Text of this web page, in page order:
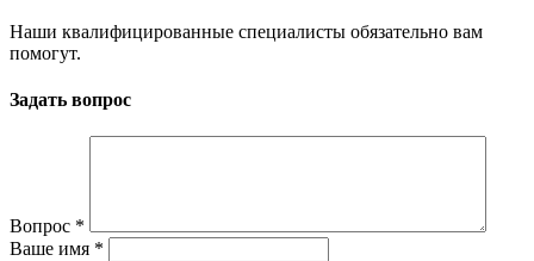
Наши квалифицированные специалисты обязательно вам
помогут.
Задать вопрос
Вопрос *
Ваше имя *